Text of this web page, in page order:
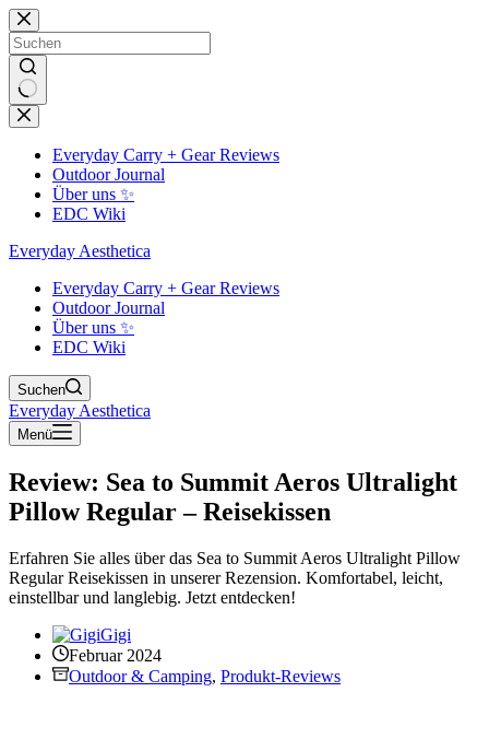
Zum
Inhalt
springen
Keine
Ergebnisse
Everyday Carry + Gear Reviews
Outdoor Journal
Über uns ✨
EDC Wiki
Everyday Aesthetica
Everyday Carry + Gear Reviews
Outdoor Journal
Über uns ✨
EDC Wiki
Suchen
Everyday Aesthetica
Menü
Review: Sea to Summit Aeros Ultralight
Pillow Regular – Reisekissen
Erfahren Sie alles über das Sea to Summit Aeros Ultralight Pillow
Regular Reisekissen in unserer Rezension. Komfortabel, leicht,
einstellbar und langlebig. Jetzt entdecken!
Gigi
Februar 2024
Outdoor & Camping, Produkt-Reviews